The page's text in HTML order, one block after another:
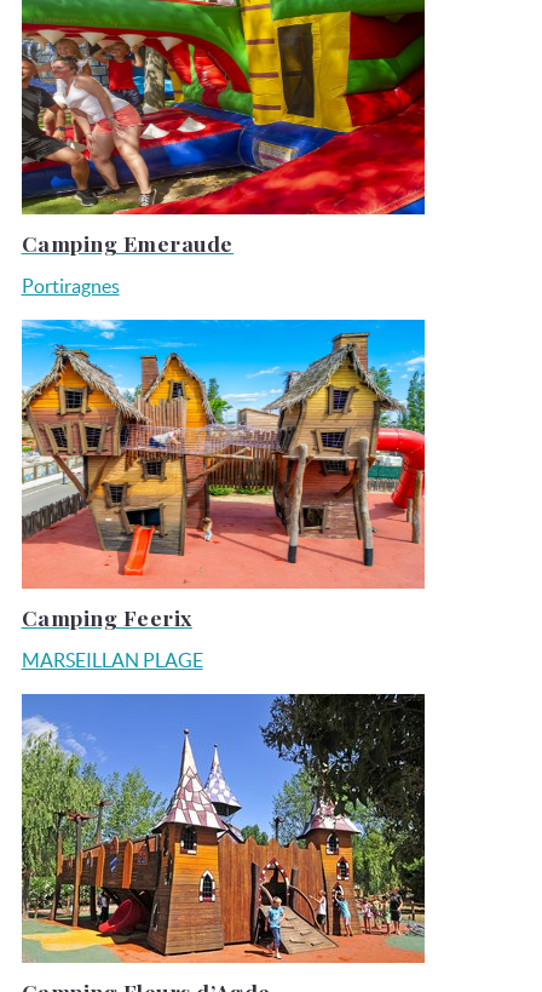
Camping Emeraude
Portiragnes
Camping Feerix
MARSEILLAN PLAGE